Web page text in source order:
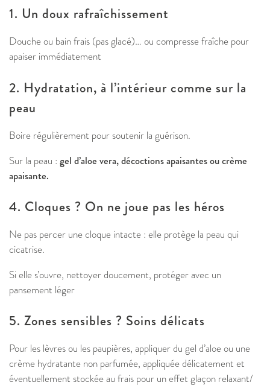
1. Un doux rafraîchissement
Douche ou bain frais (pas glacé)… ou compresse fraîche pour
apaiser immédiatement
2. Hydratation, à l’intérieur comme sur la
peau
Boire régulièrement pour soutenir la guérison.
Sur la peau : gel d’aloe vera, décoctions apaisantes ou crème
apaisante.
4. Cloques ? On ne joue pas les héros
Ne pas percer une cloque intacte : elle protège la peau qui
cicatrise.
Si elle s’ouvre, nettoyer doucement, protéger avec un
pansement léger
5. Zones sensibles ? Soins délicats
Pour les lèvres ou les paupières, appliquer du gel d’aloe ou une
crème hydratante non parfumée, appliquée délicatement et
éventuellement stockée au frais pour un effet glaçon relaxant/